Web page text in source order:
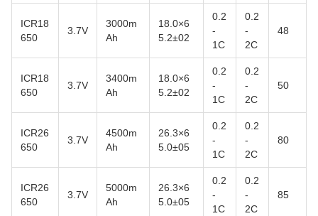
ICR18
650
3.7V
3000m
Ah
18.0×6
5.2±02
0.2
-
1C
0.2
-
2C
48
ICR18
650
3.7V
3400m
Ah
18.0×6
5.2±02
0.2
-
1C
0.2
-
2C
50
ICR26
650
3.7V
4500m
Ah
26.3×6
5.0±05
0.2
-
1C
0.2
-
2C
80
ICR26
650
3.7V
5000m
Ah
26.3×6
5.0±05
0.2
-
1C
0.2
-
2C
85